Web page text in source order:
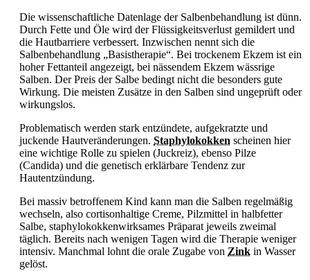
Die wissenschaftliche Datenlage der Salbenbehandlung ist dünn.
Durch Fette und Öle wird der Flüssigkeitsverlust gemildert und
die Hautbarriere verbessert. Inzwischen nennt sich die
Salbenbehandlung „Basistherapie“. Bei trockenem Ekzem ist ein
hoher Fettanteil angezeigt, bei nässendem Ekzem wässrige
Salben. Der Preis der Salbe bedingt nicht die besonders gute
Wirkung. Die meisten Zusätze in den Salben sind ungeprüft oder
wirkungslos.
Problematisch werden stark entzündete, aufgekratzte und
juckende Hautveränderungen. Staphylokokken scheinen hier
eine wichtige Rolle zu spielen (Juckreiz), ebenso Pilze
(Candida) und die genetisch erklärbare Tendenz zur
Hautentzündung.
Bei massiv betroffenem Kind kann man die Salben regelmäßig
wechseln, also cortisonhaltige Creme, Pilzmittel in halbfetter
Salbe, staphylokokkenwirksames Präparat jeweils zweimal
täglich. Bereits nach wenigen Tagen wird die Therapie weniger
intensiv. Manchmal lohnt die orale Zugabe von Zink in Wasser
gelöst.